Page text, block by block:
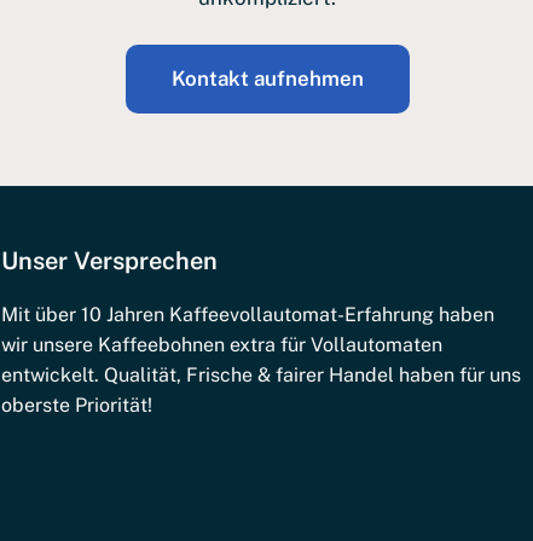
Kontakt aufnehmen
Unser Versprechen
Mit über 10 Jahren Kaffeevollautomat-Erfahrung haben
wir unsere Kaffeebohnen extra für Vollautomaten
entwickelt. Qualität, Frische & fairer Handel haben für uns
oberste Priorität!